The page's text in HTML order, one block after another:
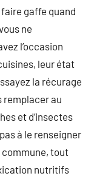
gaffe quand
ne
l’occasion
leur état
la récurage
remplacer au
et d’insectes
à le renseigner
commune, tout
nutritifs